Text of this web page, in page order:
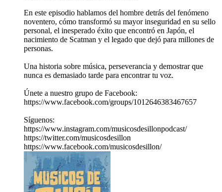
En este episodio hablamos del hombre detrás del fenómeno
noventero, cómo transformó su mayor inseguridad en su sello
personal, el inesperado éxito que encontró en Japón, el
nacimiento de Scatman y el legado que dejó para millones de
personas.
Una historia sobre música, perseverancia y demostrar que
nunca es demasiado tarde para encontrar tu voz.
Únete a nuestro grupo de Facebook:
https://www.facebook.com/groups/1012646383467657
Síguenos:
https://www.instagram.com/musicosdesillonpodcast/
https://twitter.com/musicosdesillon
https://www.facebook.com/musicosdesillon/